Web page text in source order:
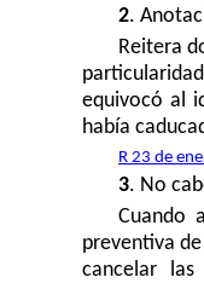
2.
Reitera
equivocó al
había
R 23 de
3. No
Cuando
preventiva
cancelar las